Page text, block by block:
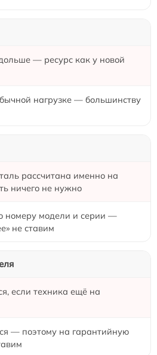
— ресурс как у новой
нагрузке — большинству
рассчитана именно на
ничего не нужно
номеру модели и серии —
не ставим
если техника ещё на
— поэтому на гарантийную